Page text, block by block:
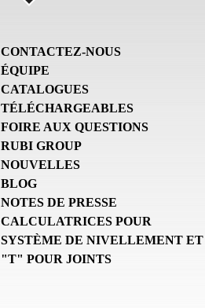
CONTACTEZ-NOUS
ÉQUIPE
CATALOGUES
TÉLÉCHARGEABLES
FOIRE AUX QUESTIONS
RUBI GROUP
NOUVELLES
BLOG
NOTES DE PRESSE
CALCULATRICES POUR
SYSTÈME DE NIVELLEMENT ET
"T" POUR JOINTS